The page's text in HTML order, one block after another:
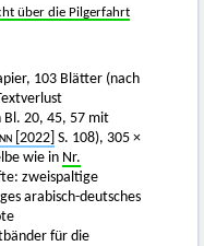
über die Pilgerfahrt
103 Blätter (nach
Bl. 20, 45, 57 mit
[2022] S. 108), 305 ×
wie in Nr.
zweispaltige
arabisch-deutsches
für die